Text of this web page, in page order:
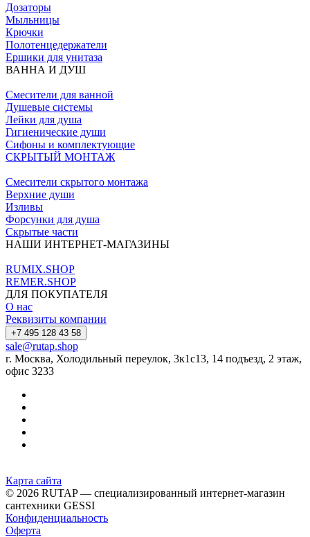
Дозаторы
Мыльницы
Крючки
Полотенцедержатели
Ершики для унитаза
ВАННА И ДУШ
Смесители для ванной
Душевые системы
Лейки для душа
Гигиенические души
Сифоны и комплектующие
СКРЫТЫЙ МОНТАЖ
Смесители скрытого монтажа
Верхние души
Изливы
Форсунки для душа
Скрытые части
НАШИ ИНТЕРНЕТ-МАГАЗИНЫ
RUMIX.SHOP
REMER.SHOP
ДЛЯ ПОКУПАТЕЛЯ
О нас
Реквизиты компании
+7 495 128 43 58
sale@rutap.shop
г. Москва, Холодильный переулок, 3к1с13, 14 подъезд, 2 этаж,
офис 3233
Карта сайта
© 2026 RUTAP — специализированный интернет-магазин
сантехники GESSI
Конфиденциальность
Оферта